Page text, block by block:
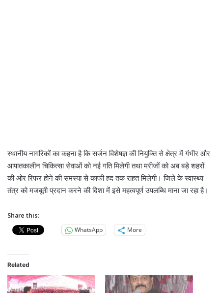
स्थानीय नागरिकों का कहना है कि सर्जन विशेषज्ञ की नियुक्ति से क्षेत्र में गंभीर और
आपातकालीन चिकित्सा सेवाओं को नई गति मिलेगी तथा मरीजों को अब बड़े शहरों
की ओर रिफर होने की समस्या से काफी हद तक राहत मिलेगी। जिले के स्वास्थ्य
तंत्र को मजबूती प्रदान करने की दिशा में इसे महत्वपूर्ण उपलब्धि माना जा रहा है।
Share this:
WhatsApp
More
Related